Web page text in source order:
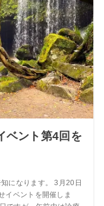
ベント第4回を
になります。 3月20日
イベントを開催しま